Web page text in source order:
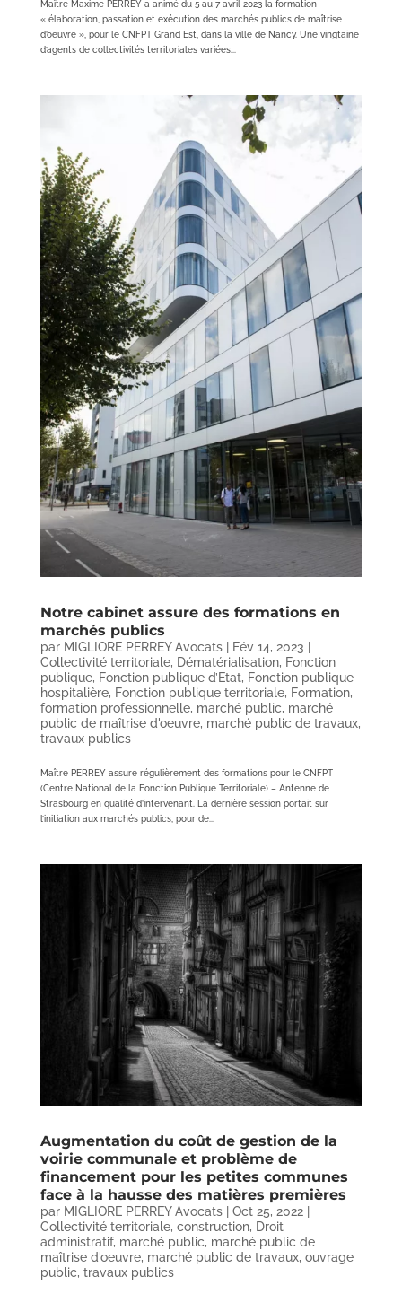
Maître Maxime PERREY a animé du 5 au 7 avril 2023 la formation
« élaboration, passation et exécution des marchés publics de maîtrise
d’oeuvre », pour le CNFPT Grand Est, dans la ville de Nancy. Une vingtaine
d’agents de collectivités territoriales variées...
Notre cabinet assure des formations en
marchés publics
par MIGLIORE PERREY Avocats| Fév 14, 2023
Collectivité territoriale, Dématérialisation, Fonction
publique, Fonction publique d’Etat, Fonction publique
hospitalière, Fonction publique territoriale, Formation,
formation professionnelle, marché public, marché
public de maîtrise d'oeuvre, marché public de travaux,
travaux publics
Maître PERREY assure régulièrement des formations pour le CNFPT
(Centre National de la Fonction Publique Territoriale) – Antenne de
Strasbourg en qualité d’intervenant. La dernière session portait sur
l’initiation aux marchés publics, pour de...
Augmentation du coût de gestion de la
voirie communale et problème de
financement pour les petites communes
face à la hausse des matières premières
par MIGLIORE PERREY Avocats| Oct 25, 2022|
Collectivité territoriale, construction, Droit
administratif, marché public, marché public de
maîtrise d'oeuvre, marché public de travaux, ouvrage
public, travaux publics